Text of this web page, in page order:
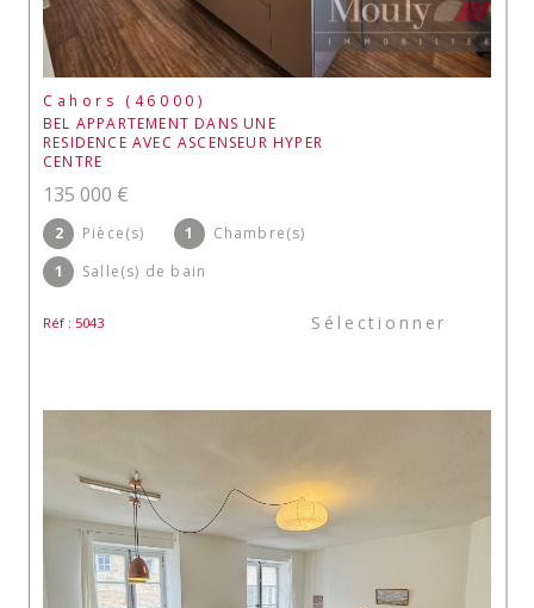
Cahors (46000)
BEL APPARTEMENT DANS UNE
RESIDENCE AVEC ASCENSEUR HYPER
CENTRE
135 000 €
2 Pièce(s) 1
Chambre(s)
1
Salle(s) de bain
Réf : 5043 Sélectionner